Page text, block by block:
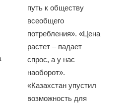
путь к обществу
всеобщего
потребления». «Цена
растет – падает
спрос, а у нас
наоборот».
«Казахстан упустил
возможность для